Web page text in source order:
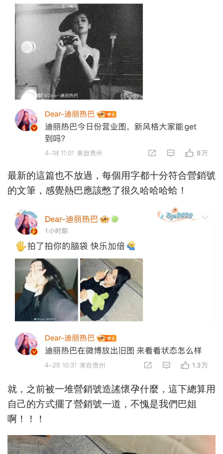
最新的這篇也不放過，每個用字都十分符合營銷號
的文筆，感覺熱巴應該憋了很久哈哈哈蛤！
就，之前被一堆營銷號造謠懷孕什麼，這下總算用
自己的方式擺了營銷號一道，不愧是我們巴姐
啊！！！